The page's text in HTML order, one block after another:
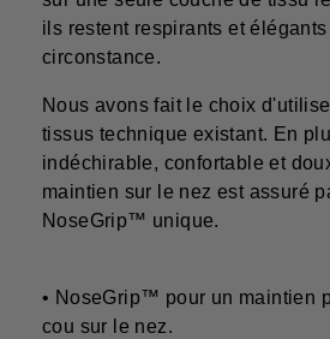
ils restent respirants et
circonstance.
Nous avons fait le choix
tissus technique existant. En
indéchirable, confortable et
maintien sur le nez est assuré
NoseGrip™ unique.
• NoseGrip™ pour un maintien
cou sur le nez.